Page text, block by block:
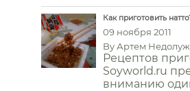
Как приготовить
09 ноября 2011
By Артем
Рецептов
Soyworld.ru
вниманию